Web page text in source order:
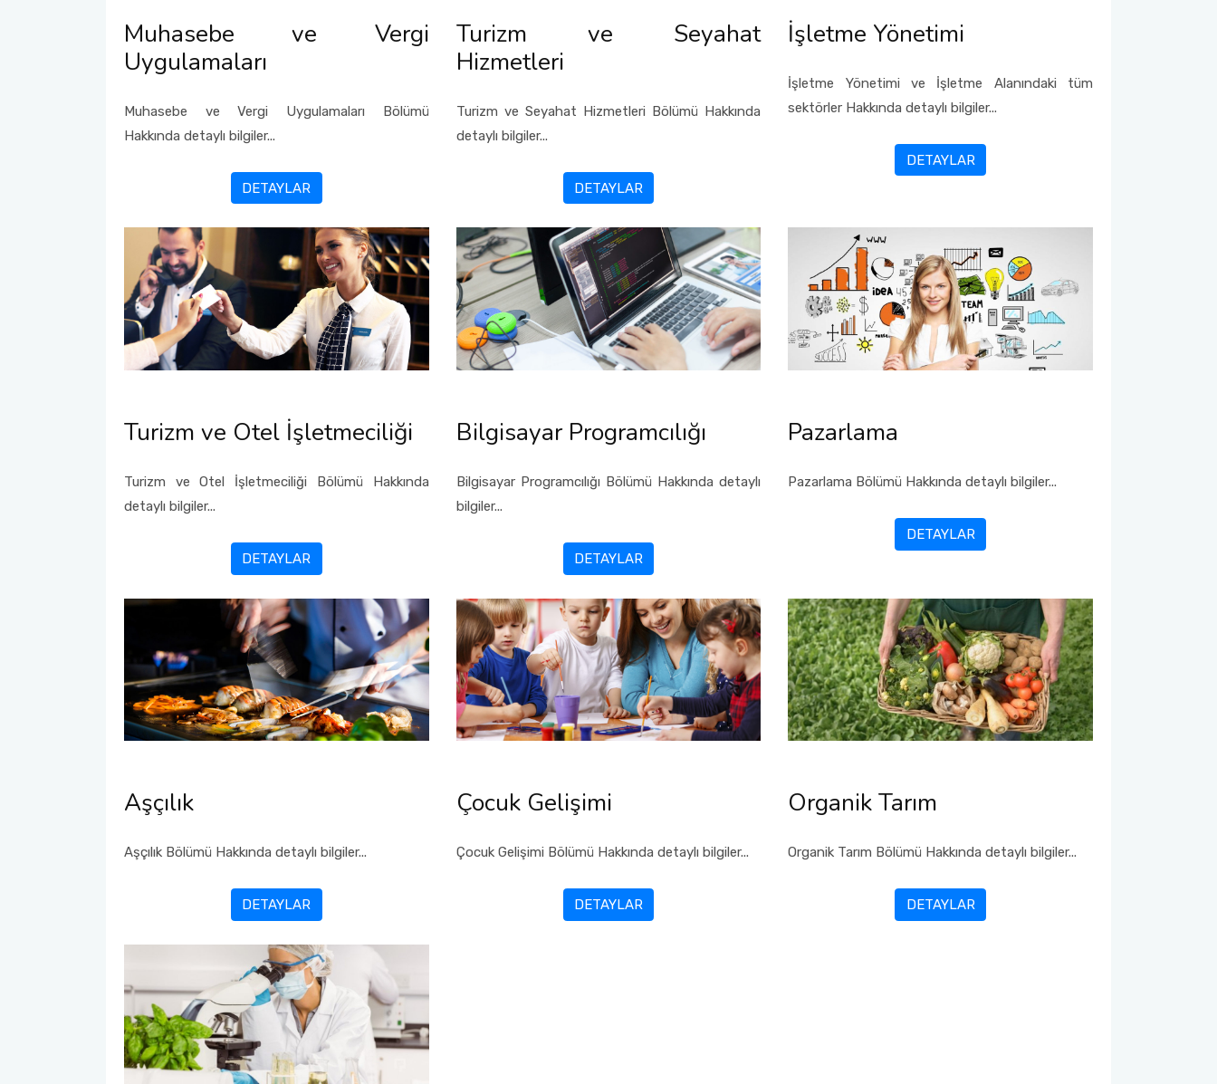
Muhasebe ve Vergi
Uygulamaları
Muhasebe ve Vergi Uygulamaları Bölümü
Hakkında detaylı bilgiler...
DETAYLAR
Turizm ve Seyahat
Hizmetleri
Turizm ve Seyahat Hizmetleri Bölümü Hakkında
detaylı bilgiler...
DETAYLAR
İşletme Yönetimi
İşletme Yönetimi ve İşletme Alanındaki tüm
sektörler Hakkında detaylı bilgiler...
DETAYLAR
Turizm ve Otel İşletmeciliği
Turizm ve Otel İşletmeciliği Bölümü Hakkında
detaylı bilgiler...
DETAYLAR
Bilgisayar Programcılığı
Bilgisayar Programcılığı Bölümü Hakkında detaylı
bilgiler...
DETAYLAR
Pazarlama
Pazarlama Bölümü Hakkında detaylı bilgiler...
DETAYLAR
Aşçılık
Aşçılık Bölümü Hakkında detaylı bilgiler...
DETAYLAR
Çocuk Gelişimi
Çocuk Gelişimi Bölümü Hakkında detaylı bilgiler...
DETAYLAR
Organik Tarım
Organik Tarım Bölümü Hakkında detaylı bilgiler...
DETAYLAR